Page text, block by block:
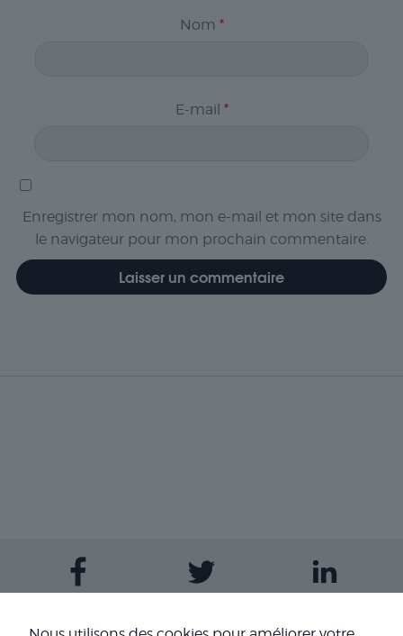
Nom *
E-mail *
Enregistrer mon nom, mon e-mail et mon site dans
le navigateur pour mon prochain commentaire.